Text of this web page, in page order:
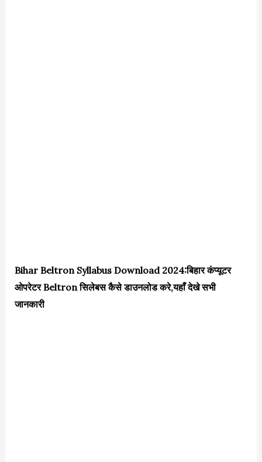
Bihar Beltron Syllabus Download 2024:बिहार कंप्यूटर
ओपरेटर Beltron सिलेबस कैसे डाउनलोड करे,यहाँ देखे सभी
जानकारी